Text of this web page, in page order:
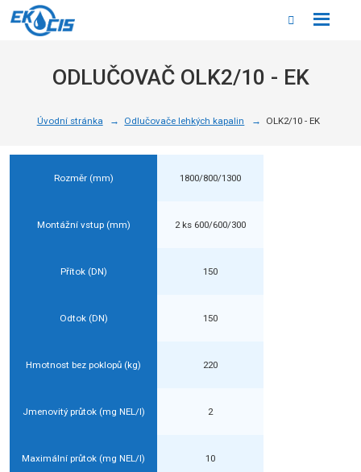
ODLUČOVAČ OLK2/10 - EK
Úvodní stránka Odlučovače lehkých kapalin OLK2/10 - EK
Rozměr (mm) 1800/800/1300
Montážní vstup (mm) 2 ks 600/600/300
Přítok (DN) 150
Odtok (DN) 150
Hmotnost bez poklopů (kg) 220
Jmenovitý průtok (mg NEL/l) 2
Maximální průtok (mg NEL/l) 10